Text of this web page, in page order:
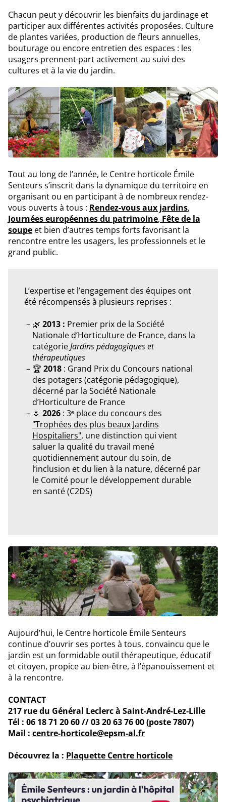
Chacun peut y découvrir les bienfaits du jardinage et
participer aux différentes activités proposées. Culture
de plantes variées, production de fleurs annuelles,
bouturage ou encore entretien des espaces : les
usagers prennent part activement au suivi des
cultures et à la vie du jardin.
Tout au long de l’année, le Centre horticole Émile
Senteurs s’inscrit dans la dynamique du territoire en
organisant ou en participant à de nombreux rendez-
vous ouverts à tous : Rendez-vous aux jardins,
Journées européennes du patrimoine, Fête de la
soupe et bien d’autres temps forts favorisant la
rencontre entre les usagers, les professionnels et le
grand public.
L’expertise et l’engagement des équipes ont
été récompensés à plusieurs reprises :
🌿 2013 : Premier prix de la Société
Nationale d’Horticulture de France, dans la
catégorieJardins pédagogiques et
thérapeutiques
🏆 2018 : Grand Prix du Concours national
des potagers (catégorie pédagogique),
décerné par la Société Nationale
d’Horticulture de France
🌷 2026 : 3ᵉ place du concours des
"Trophées des plus beaux Jardins
Hospitaliers", une distinction qui vient
saluer la qualité du travail mené
quotidiennement autour du soin, de
l’inclusion et du lien à la nature, décerné par
le Comité pour le développement durable
en santé (C2DS)
Aujourd’hui, le Centre horticole Émile Senteurs
continue d’ouvrir ses portes à tous, convaincu que le
jardin est un formidable outil thérapeutique, éducatif
et citoyen, propice au bien-être, à l’épanouissement et
à la rencontre.
CONTACT
217 rue du Général Leclerc à Saint-André-Lez-Lille
Tél : 06 18 71 20 60 // 03 20 63 76 00 (poste 7807)
Mail : centre-horticole@epsm-al.fr
Découvrez la : Plaquette Centre horticole